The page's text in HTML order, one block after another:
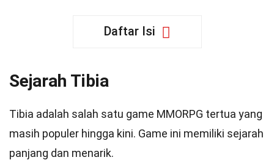
Daftar Isi
Sejarah Tibia
Tibia adalah salah satu game MMORPG tertua yang
masih populer hingga kini. Game ini memiliki sejarah
panjang dan menarik.